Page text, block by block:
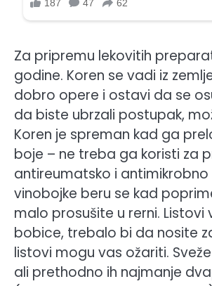
Za pripremu lekovitih
godine. Koren se vadi iz
dobro opere i ostavi da se
da biste ubrzali postupak,
Koren je spreman kad ga
boje – ne treba ga koristi za
antireumatsko i
vinobojke beru se kad
malo prosušite u rerni.
bobice, trebalo bi da nosite
listovi mogu vas ožariti.
ali prethodno ih najmanje